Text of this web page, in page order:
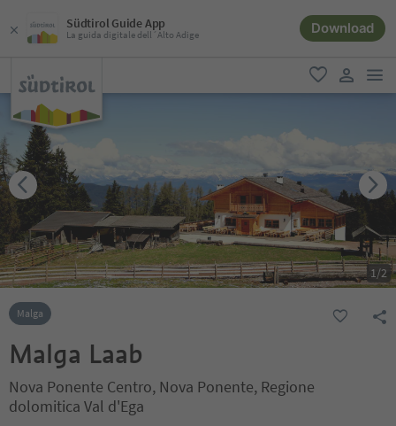
Südtirol Guide App
La guida digitale dell´Alto Adige Download
favoriti
user link
1/2
Malga
Malga Laab
Nova Ponente Centro, Nova Ponente, Regione
dolomitica Val d'Ega